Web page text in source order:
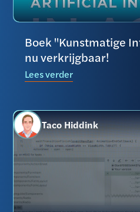
Boek "Kunstmatige
nu verkrijgbaar!
Lees verder
Taco Hiddink